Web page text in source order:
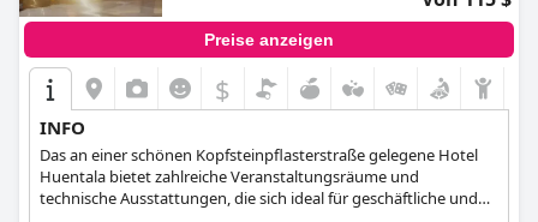
Preise anzeigen
$
INFO
Das an einer schönen Kopfsteinpflasterstraße gelegene Hotel
Huentala bietet zahlreiche Veranstaltungsräume und
technische Ausstattungen, die sich ideal für geschäftliche und